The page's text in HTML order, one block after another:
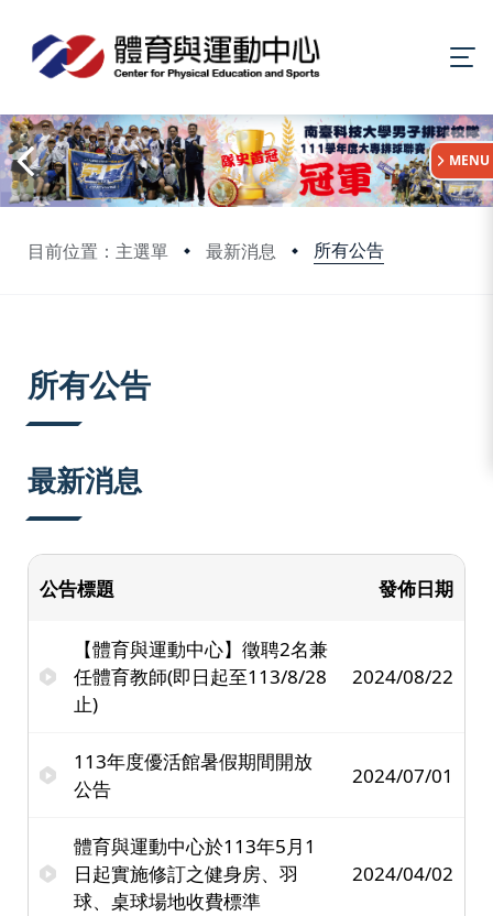
目前位置：主選單 最新消息 所有公告
:::
MENU
所有公告
最新消息
公告標題 發佈日期
【體育與運動中心】徵聘2名兼
任體育教師(即日起至113/8/28
止)
2024/08/22
113年度優活館暑假期間開放
公告
2024/07/01
體育與運動中心於113年5月1
日起實施修訂之健身房、羽
球、桌球場地收費標準
2024/04/02